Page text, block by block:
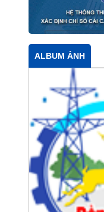
ALBUM ẢNH